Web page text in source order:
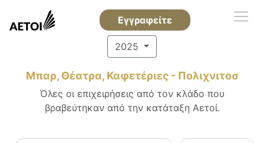
Εγγραφείτε
2025
Μπαρ, Θέατρα, Καφετέριες - Πολιχνιτοσ
Όλες οι επιχειρήσεις από τον κλάδο που
βραβεύτηκαν από την κατάταξη Αετοί.